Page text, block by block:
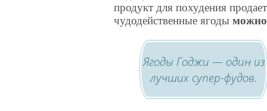
продукт для похудения
чудодейственные ягодыможно
Ягоды Годжи — один из
лучших супер-фудов.